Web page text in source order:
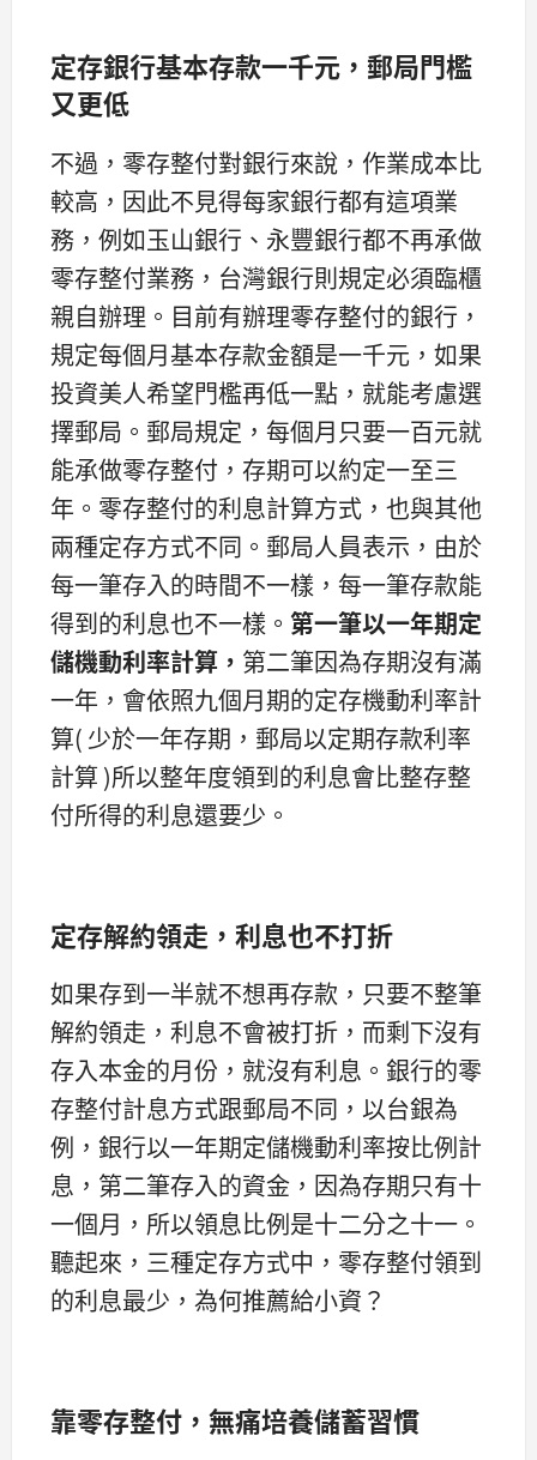
定存銀行基本存款一千元，郵局門檻
又更低
不過，零存整付對銀行來說，作業成本比
較高，因此不見得每家銀行都有這項業
務，例如玉山銀行、永豐銀行都不再承做
零存整付業務，台灣銀行則規定必須臨櫃
親自辦理。目前有辦理零存整付的銀行，
規定每個月基本存款金額是一千元，如果
投資美人希望門檻再低一點，就能考慮選
擇郵局。郵局規定，每個月只要一百元就
能承做零存整付，存期可以約定一至三
年。零存整付的利息計算方式，也與其他
兩種定存方式不同。郵局人員表示，由於
每一筆存入的時間不一樣，每一筆存款能
得到的利息也不一樣。 第一筆以一年期定
儲機動利率計算， 第二筆因為存期沒有滿
一年，會依照九個月期的定存機動利率計
算( 少於一年存期，郵局以定期存款利率
計算 )所以整年度領到的利息會比整存整
付所得的利息還要少。
定存解約領走，利息也不打折
如果存到一半就不想再存款，只要不整筆
解約領走，利息不會被打折，而剩下沒有
存入本金的月份，就沒有利息。銀行的零
存整付計息方式跟郵局不同，以台銀為
例，銀行以一年期定儲機動利率按比例計
息，第二筆存入的資金，因為存期只有十
一個月，所以領息比例是十二分之十一。
聽起來，三種定存方式中，零存整付領到
的利息最少，為何推薦給小資？
靠零存整付，無痛培養儲蓄習慣